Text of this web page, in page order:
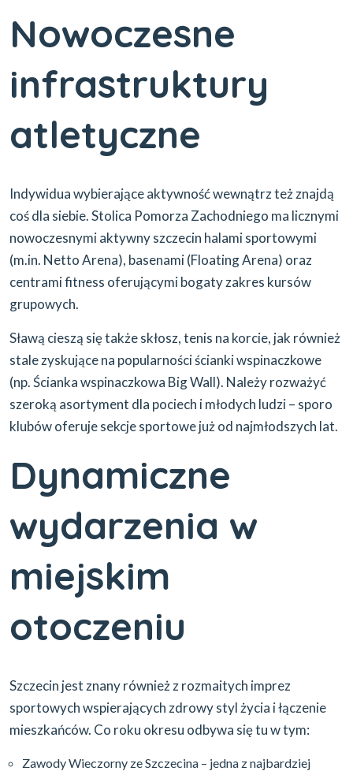
Nowoczesne
infrastruktury
atletyczne
Indywidua wybierające aktywność wewnątrz też znajdą
coś dla siebie. Stolica Pomorza Zachodniego ma licznymi
nowoczesnymi aktywny szczecin halami sportowymi
(m.in. Netto Arena), basenami (Floating Arena) oraz
centrami fitness oferującymi bogaty zakres kursów
grupowych.
Sławą cieszą się także skłosz, tenis na korcie, jak również
stale zyskujące na popularności ścianki wspinaczkowe
(np. Ścianka wspinaczkowa Big Wall). Należy rozważyć
szeroką asortyment dla pociech i młodych ludzi – sporo
klubów oferuje sekcje sportowe już od najmłodszych lat.
Dynamiczne
wydarzenia w
miejskim
otoczeniu
Szczecin jest znany również z rozmaitych imprez
sportowych wspierających zdrowy styl życia i łączenie
mieszkańców. Co roku okresu odbywa się tu w tym:
Zawody Wieczorny ze Szczecina – jedna z najbardziej